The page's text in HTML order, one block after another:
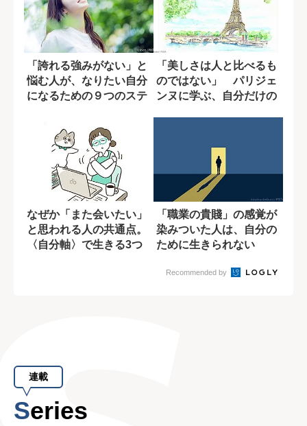
「誇れる強みがない」と
悩む人が、なりたい自分
になるための９つのステ
「美しさは人と比べるも
のではない」 パリジェ
ンヌに学ぶ、自分だけの
なぜか「また会いたい」
と思われる人の共通点。
〈自分軸〉で生きる3つ
「職業の貴賤」の感覚が
染みついた人は、自分の
ために生きられない
Recommended by
連載
Series